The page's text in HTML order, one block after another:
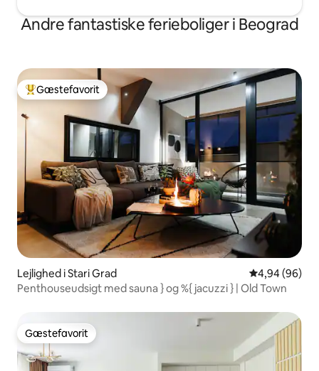
Andre fantastiske ferieboliger i Beograd
Bedste gæstefavorit
Gæstefavorit
Lejlighed i Stari Grad 4,94 ud af 5 i
4,94 (96)
Penthouseudsigt med sauna } og %{ jacuzzi } | Old Town
Gæstefavorit
Gæstefavorit